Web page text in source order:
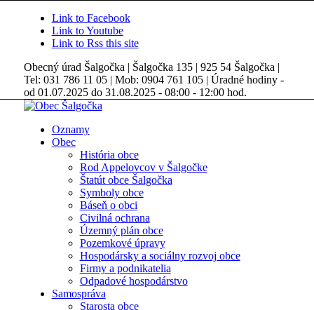
Link to Facebook
Link to Youtube
Link to Rss this site
Obecný úrad Šalgočka | Šalgočka 135 | 925 54 Šalgočka |
Tel: 031 786 11 05 | Mob: 0904 761 105 | Úradné hodiny -
od 01.07.2025 do 31.08.2025 - 08:00 - 12:00 hod.
Oznamy
Obec
História obce
Rod Appelovcov v Šalgočke
Štatút obce Šalgočka
Symboly obce
Báseň o obci
Civilná ochrana
Územný plán obce
Pozemkové úpravy
Hospodársky a sociálny rozvoj obce
Firmy a podnikatelia
Odpadové hospodárstvo
Samospráva
Starosta obce